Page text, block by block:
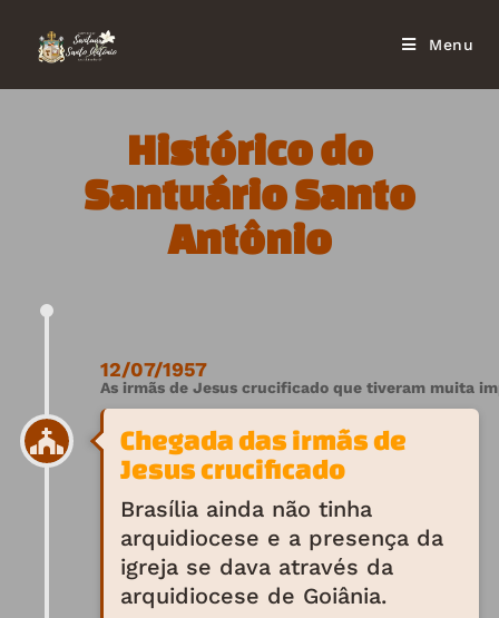
Menu
Histórico do
Santuário Santo
Antônio
12/07/1957
As irmãs de Jesus crucificado que tiveram muita
Chegada das irmãs de
Jesus crucificado
Brasília ainda não tinha
arquidiocese e a presença da
igreja se dava através da
arquidiocese de Goiânia.